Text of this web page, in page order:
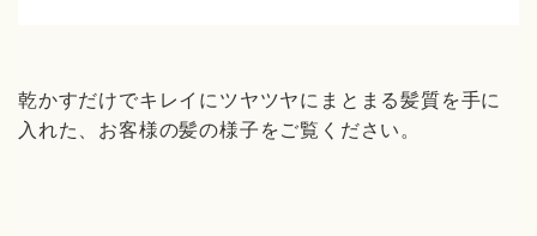
乾かすだけでキレイにツヤツヤにまとまる髪質を手に
入れた、お客様の髪の様子をご覧ください。